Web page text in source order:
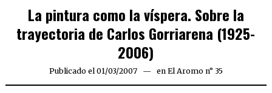
La pintura como la víspera. Sobre la
trayectoria de Carlos Gorriarena (1925-
2006)
Publicado el 01/03/200723/03/2020
en El Aromo n° 35